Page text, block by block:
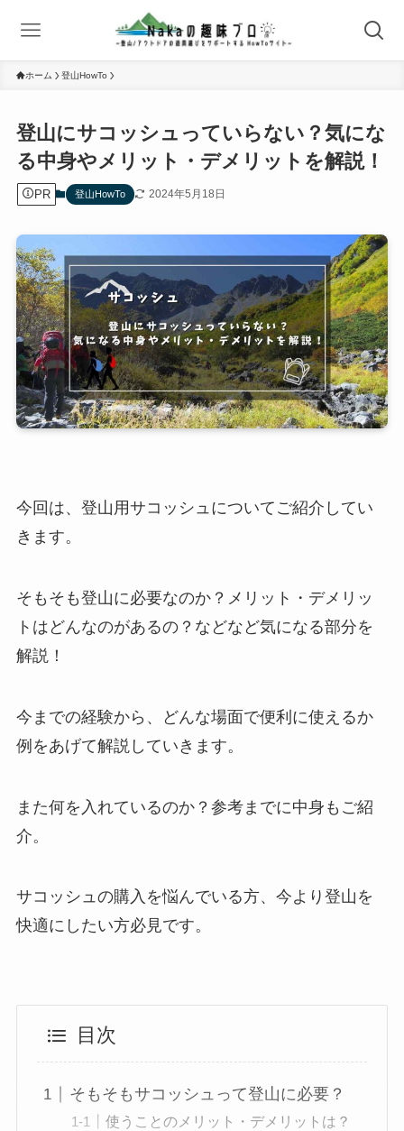
ホーム 登山HowTo
登山にサコッシュっていらない？気にな
る中身やメリット・デメリットを解説！
PR 登山HowTo 2024年5月18日
今回は、登山用サコッシュについてご紹介してい
きます。
そもそも登山に必要なのか？メリット・デメリッ
トはどんなのがあるの？などなど気になる部分を
解説！
今までの経験から、どんな場面で便利に使えるか
例をあげて解説していきます。
また何を入れているのか？参考までに中身もご紹
介。
サコッシュの購入を悩んでいる方、今より登山を
快適にしたい方必見です。
目次
そもそもサコッシュって登山に必要？
使うことのメリット・デメリットは？